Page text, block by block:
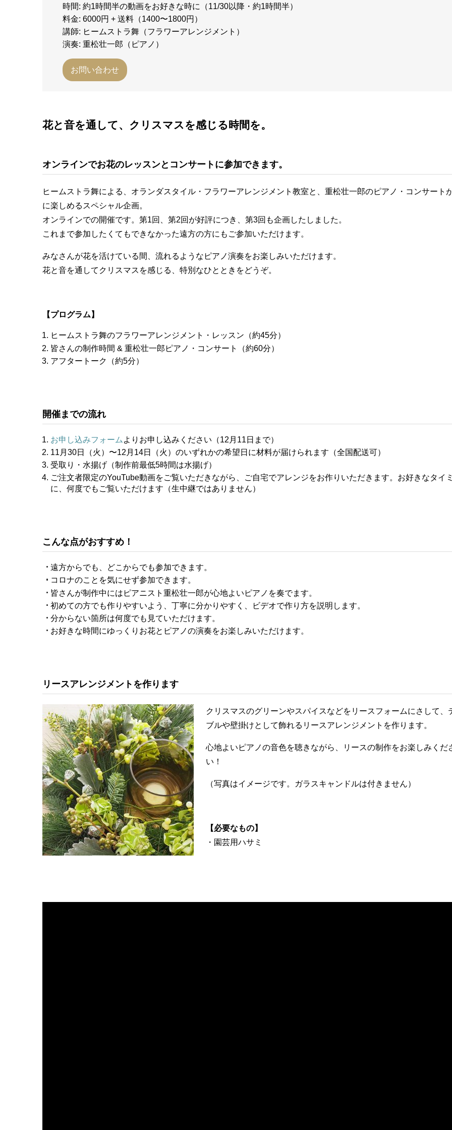
時間: 約1時間半の動画をお好きな時に（11/30以降・約1時間半）
料金: 6000円 + 送料（1400〜1800円）
講師: ヒームストラ舞（フラワーアレンジメント）
演奏: 重松壮一郎（ピアノ）
お問い合わせ
花と音を通して、クリスマスを感じる時間を。
オンラインでお花のレッスンとコンサートに参加できます。
ヒームストラ舞による、オランダスタイル・フラワーアレンジメント教室と、重松壮一郎のピアノ・コンサート
に楽しめるスペシャル企画。
オンラインでの開催です。第1回、第2回が好評につき、第3回も企画したしました。
これまで参加したくてもできなかった遠方の方にもご参加いただけます。
みなさんが花を活けている間、流れるようなピアノ演奏をお楽しみいただけます。
花と音を通してクリスマスを感じる、特別なひとときをどうぞ。
【プログラム】
ヒームストラ舞のフラワーアレンジメント・レッスン（約45分）
皆さんの制作時間 & 重松壮一郎ピアノ・コンサート（約60分）
アフタートーク（約5分）
開催までの流れ
お申し込みフォーム よりお申し込みください（12月11日まで）
11⽉30⽇（火）〜12月14⽇（火）のいずれかの希望日に材料が届けられます（全国配送可）
受取り・水揚げ（制作前最低5時間は水揚げ）
ご注文者限定のYouTube動画をご覧いただきながら、ご自宅でアレンジをお作りいただきます。お好きなタイ
に、何度でもご覧いただけます（生中継ではありません）
こんな点がおすすめ！
遠方からでも、どこからでも参加できます。
コロナのことを気にせず参加できます。
皆さんが制作中にはピアニスト重松壮一郎が心地よいピアノを奏でます。
初めての方でも作りやすいよう、丁寧に分かりやすく、ビデオで作り方を説明します。
分からない箇所は何度でも見ていただけます。
お好きな時間にゆっくりお花とピアノの演奏をお楽しみいただけます。
リースアレンジメントを作ります
クリスマスのグリーンやスパイスなどをリースフォームにさして、
ブルや壁掛けとして飾れるリースアレンジメントを作ります。
心地よいピアノの音色を聴きながら、リースの制作をお楽しみくだ
い！
（写真はイメージです。ガラスキャンドルは付きません）
【必要なもの】
・園芸用ハサミ